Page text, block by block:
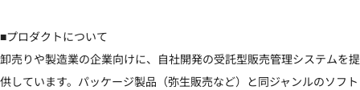
■プロダクトについて
卸売りや製造業の企業向けに、自社開発の受託型販売管理システムを提
供しています。パッケージ製品（弥生販売など）と同ジャンルのソフト